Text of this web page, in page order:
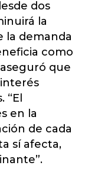
dos
la
la demanda
como
que
interés
en la
de cada
sí afecta,